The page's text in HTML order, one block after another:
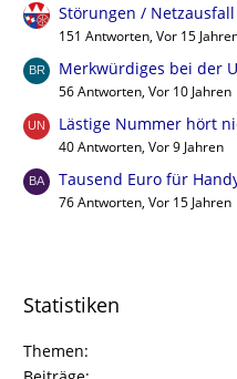
Störungen / Netzausfall
151 Antworten, Vor 15
Merkwürdiges bei der
56 Antworten, Vor 10 Jahren
Lästige Nummer hört
40 Antworten, Vor 9 Jahren
Tausend Euro für
76 Antworten, Vor 15 Jahren
Statistiken
Themen